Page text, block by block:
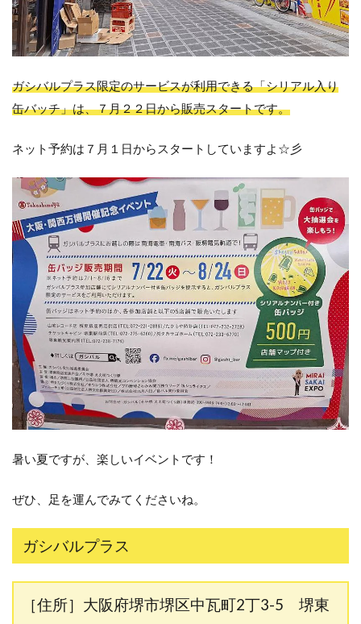
ガシバルプラス限定のサービスが利用できる「シリアル入り
缶バッチ」は、７月２２日から販売スタートです。
ネット予約は７月１日からスタートしていますよ☆彡
暑い夏ですが、楽しいイベントです！
ぜひ、足を運んでみてくださいね。
ガシバルプラス
［住所］大阪府堺市堺区中瓦町2丁3-5 堺東